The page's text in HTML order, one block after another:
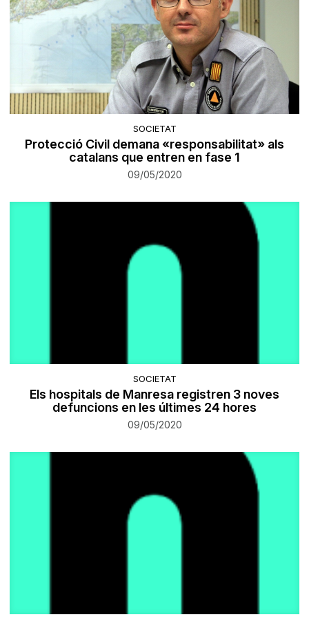
SOCIETAT
Protecció Civil demana «responsabilitat» als
catalans que entren en fase 1
09/05/2020
SOCIETAT
Els hospitals de Manresa registren 3 noves
defuncions en les últimes 24 hores
09/05/2020